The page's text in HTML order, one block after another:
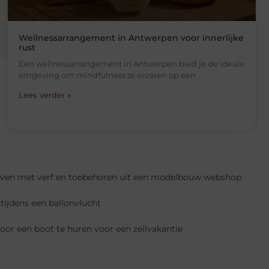
Wellnessarrangement in Antwerpen voor innerlijke
rust
Een wellnessarrangement in Antwerpen bied je de ideale
omgeving om mindfulness te ervaren op een
Lees verder »
met verf en toebehoren uit een modelbouw webshop
een ballonvlucht
een boot te huren voor een zeilvakantie